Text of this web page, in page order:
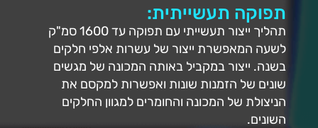
תפוקה תעשייתית:
תהליך ייצור תעשייתי עם תפוקה עד 1600 סמ"ק
לשעה המאפשרת ייצור של עשרות אלפי חלקים
בשנה. ייצור במקביל באותה המכונה של מגשים
שונים של הזמנות שונות ואפשרות למקסם את
הניצולת של המכונה והחומרים למגוון החלקים
השונים.